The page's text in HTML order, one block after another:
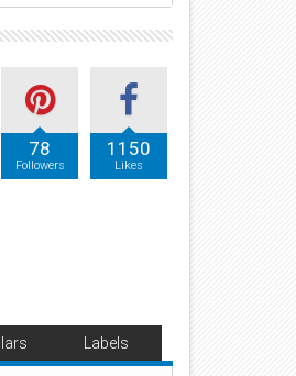
78
Followers
1150
Likes
Labels